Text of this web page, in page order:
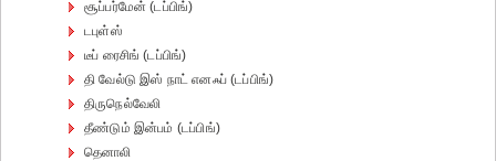
சூப்பர்மேன் (டப்பிங்)
டபுள்ஸ்
டீப் ரைசிங் (டப்பிங்)
தி வேல்டு இஸ் நாட் எனஃப் (டப்பிங்)
திருநெல்வேலி
தீண்டும் இன்பம் (டப்பிங்)
தெனாலி